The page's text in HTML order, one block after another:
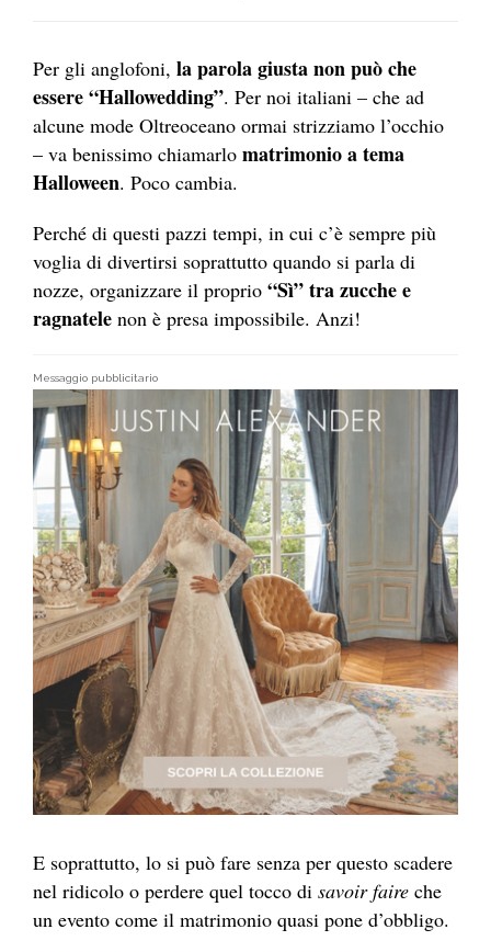
Per gli anglofoni, la parola giusta non può che
essere “Hallowedding”. Per noi italiani – che ad
alcune mode Oltreoceano ormai strizziamo l’occhio
– va benissimo chiamarlo matrimonio a tema
Halloween. Poco cambia.
Perché di questi pazzi tempi, in cui c’è sempre più
voglia di divertirsi soprattutto quando si parla di
nozze, organizzare il proprio “Sì” tra zucche e
ragnatele non è presa impossibile. Anzi!
Messaggio pubblicitario
E soprattutto, lo si può fare senza per questo scadere
nel ridicolo o perdere quel tocco di savoir faire che
un evento come il matrimonio quasi pone d’obbligo.